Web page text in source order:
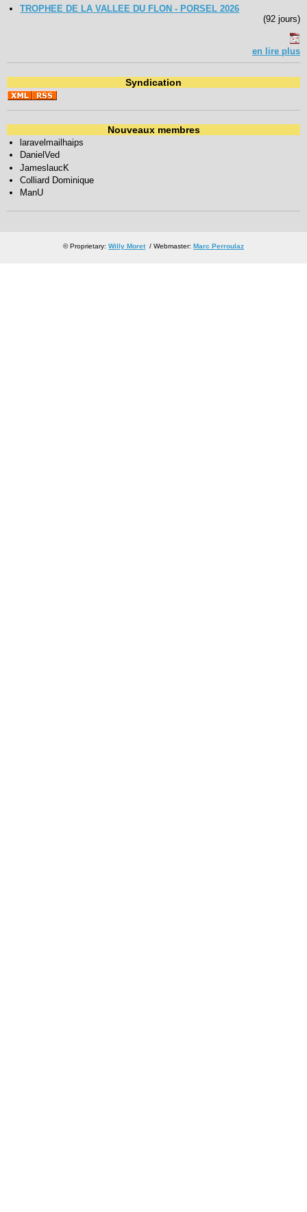
TROPHEE DE LA VALLEE DU FLON - PORSEL 2026
(92 jours)
en lire plus
Syndication
Nouveaux membres
laravelmailhaips
DanielVed
JameslaucK
Colliard Dominique
ManU
© Proprietary: Willy Moret/ Webmaster: Marc Perroulaz